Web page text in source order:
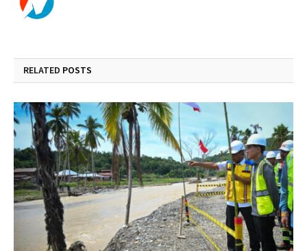
RELATED POSTS